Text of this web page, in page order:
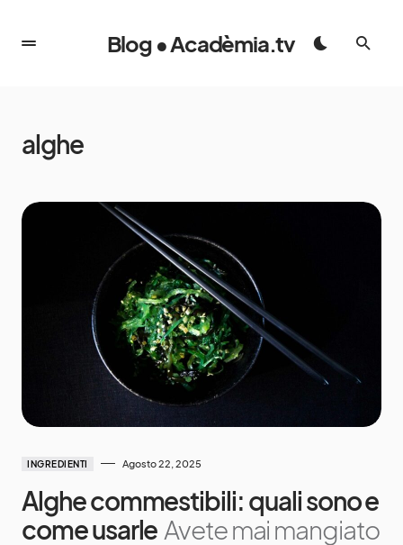
Blog • Acadèmia.tv
alghe
INGREDIENTI Agosto 22, 2025
Alghe commestibili: quali sono e
come usarle Avete mai mangiato